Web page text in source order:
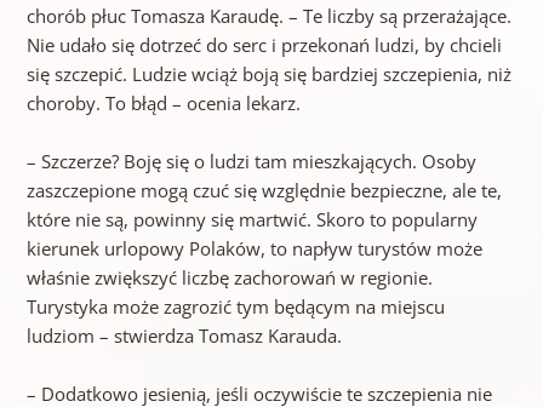
chorób płuc Tomasza Karaudę. – Te liczby są przerażające.
Nie udało się dotrzeć do serc i przekonań ludzi, by chcieli
się szczepić. Ludzie wciąż boją się bardziej szczepienia, niż
choroby. To błąd – ocenia lekarz.
– Szczerze? Boję się o ludzi tam mieszkających. Osoby
zaszczepione mogą czuć się względnie bezpieczne, ale te,
które nie są, powinny się martwić. Skoro to popularny
kierunek urlopowy Polaków, to napływ turystów może
właśnie zwiększyć liczbę zachorowań w regionie.
Turystyka może zagrozić tym będącym na miejscu
ludziom – stwierdza Tomasz Karauda.
– Dodatkowo jesienią, jeśli oczywiście te szczepienia nie